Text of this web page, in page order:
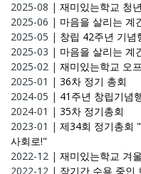
2025-08 | 재미있는학교 청
2025-06 | 마음을 살리는 계
2025-05 | 창립 42주년 기념
2025-03 | 마음을 살리는 계
2025-02 | 재미있는학교 오
2025-01 | 36차 정기 총회
2024-05 | 41주년 창립기념
2024-01 | 35차 정기총회
2023-01 | 제34회 정기총회
사회로!"
2022-12 | 재미있는학교 겨
2022-12 | 장기간 수용 중인